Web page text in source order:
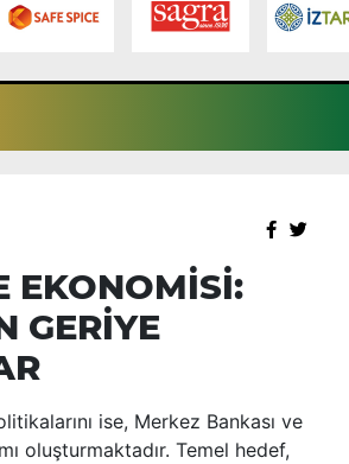
EKONOMİSİ:
GERİYE
ise, Merkez Bankası ve
oluşturmaktadır. Temel hedef,